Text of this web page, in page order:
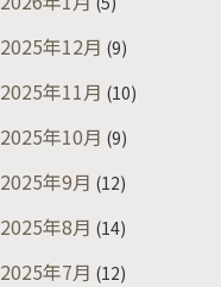
2025年12月 (9)
2025年11月 (10)
2025年10月 (9)
2025年9月 (12)
2025年8月 (14)
2025年7月 (12)